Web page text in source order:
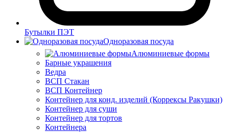
Бутылки ПЭТ
Одноразовая посуда
Алюминиевые формы
Барные украшения
Ведра
ВСП Стакан
ВСП Контейнер
Контейнер для конд. изделий (Коррексы Ракушки)
Контейнер для суши
Контейнер для тортов
Контейнера